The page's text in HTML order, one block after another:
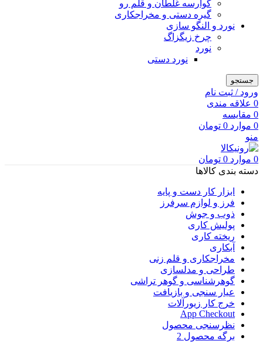
گوارسه غلطان و قلم رو
گیره دستی و مخراجکاری
نورد و النگو سازی
چرخ زیگزاگ
نورد
نورد دستی
جستجو
ورود / ثبت نام
0 علاقه مندی
0 مقایسه
0 موارد 0 تومان
منو
0 موارد 0 تومان
دسته بندی کالاها
ابزار کار دست و پایه
فرز و لوازم سرفرز
ذوب و جوش
پولیش کاری
ریخته کاری
آبکاری
مخراجکاری و قلم زنی
طراحی و مدلسازی
گوهرشناسی و گوهر تراشی
عیار سنجی و بازیافت
خرج کار زیورآلات
App Checkout
نظرسنجی محصول
برگه محصول 2